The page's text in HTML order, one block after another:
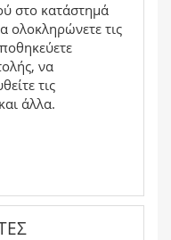
στο κατάστημά
ολοκληρώνετε τις
να
τις
άλλα.